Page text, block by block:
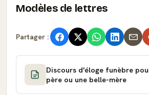
Modèles de lettres
Partager :
Discours d'éloge funèbre
père ou une belle-mère